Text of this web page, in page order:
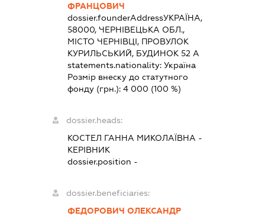
ФРАНЦОВИЧ
dossier.founderAddressУКРАЇНА,
58000, ЧЕРНІВЕЦЬКА ОБЛ.,
МІСТО ЧЕРНІВЦІ, ПРОВУЛОК
КУРИЛЬСЬКИЙ, БУДИНОК 52 А
statements.nationality:Україна
Розмір внеску до статутного
фонду (грн.):4 000 (100 %)
dossier.heads:
КОСТЕЛ ГАННА МИКОЛАЇВНА -
КЕРІВНИК
dossier.position -
dossier.beneficiaries:
ФЕДОРОВИЧ ОЛЕКСАНДР